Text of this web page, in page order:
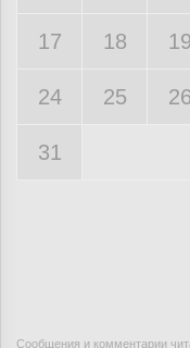
17 18 19
24 25 26
31
Сообщения и комментарии